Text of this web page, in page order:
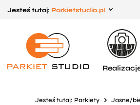
do menu
głównego
do
menu
w
Jesteś tutaj: Parkietstudio.pl
Jesteś tutaj: Parkiety Jasne/